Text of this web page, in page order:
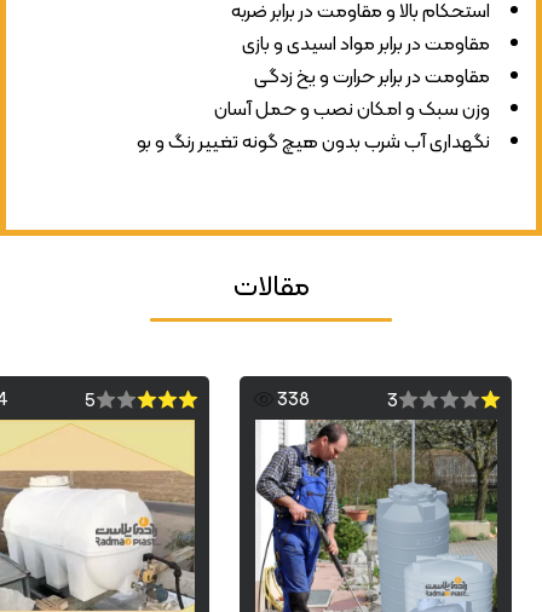
استحکام بالا و مقاومت در برابر ضربه
مقاومت در برابر مواد اسیدی و بازی
مقاومت در برابر حرارت و یخ زدگی
وزن سبک و امکان نصب و حمل آسان
نگهداری آب شرب بدون هیچ گونه تغییر رنگ و بو
مقالات
3
338
5